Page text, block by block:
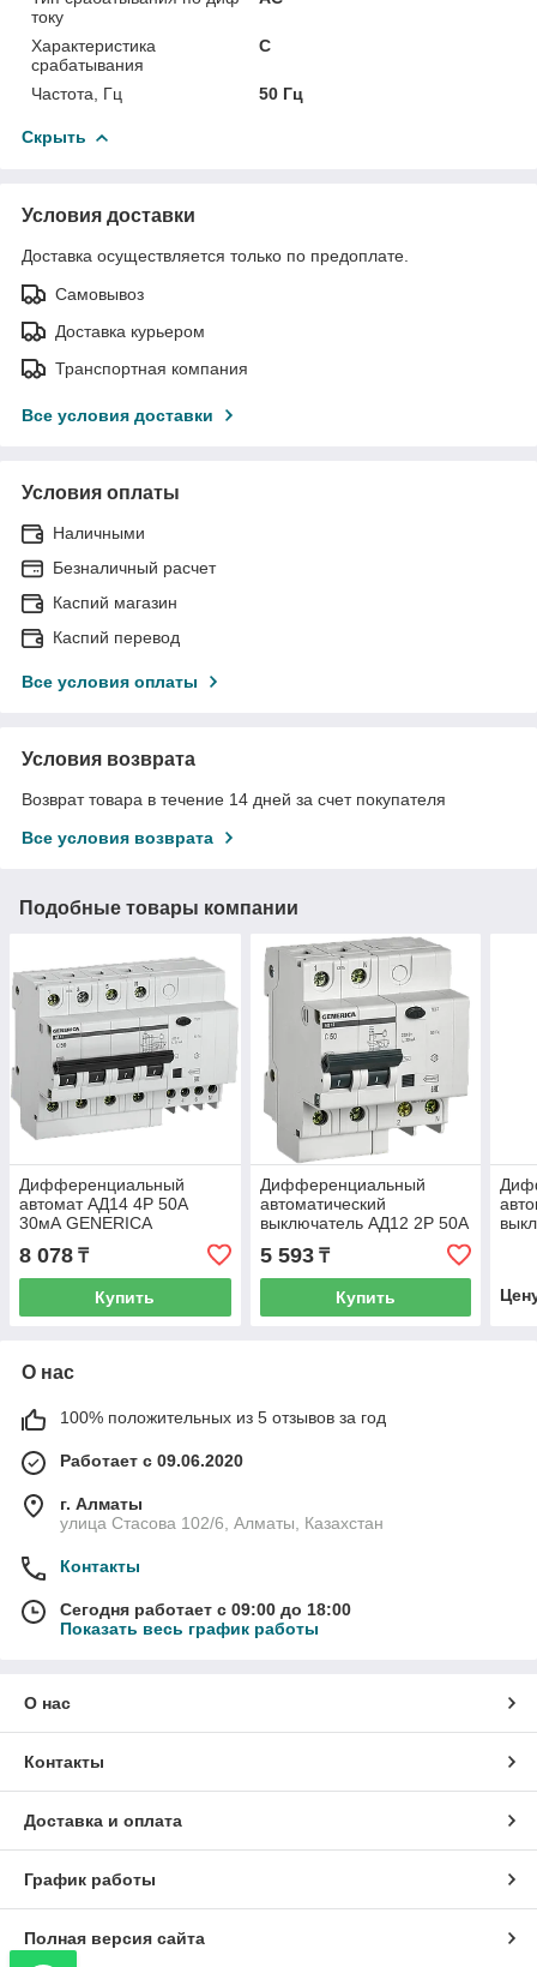
току
Характеристика
срабатывания
C
Частота, Гц 50 Гц
Скрыть
Условия доставки
Доставка осуществляется только по предоплате.
Самовывоз
Доставка курьером
Транспортная компания
Все условия доставки
Условия оплаты
Наличными
Безналичный расчет
Каспий магазин
Каспий перевод
Все условия оплаты
Условия возврата
Возврат товара в течение 14 дней за счет покупателя
Все условия возврата
Подобные товары компании
Дифференциальный
автомат АД14 4Р 50А
30мА GENERICA
8 078 ₸
Купить
Дифференциальный
автоматический
выключатель АД12 2Р 50А
30мА GENERICA
5 593₸
Купить
О нас
100% положительных из 5 отзывов за год
Работает с 09.06.2020
г. Алматы
улица Стасова 102/6, Алматы, Казахстан
Контакты
Сегодня работает с 09:00 до 18:00
Показать весь график работы
О нас
Контакты
Доставка и оплата
График работы
Полная версия сайта